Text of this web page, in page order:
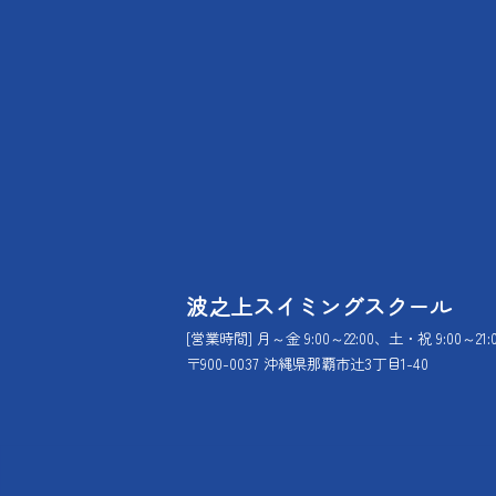
波之上スイミングスクール
[営業時間] 月～金 9:00～22:00、土・祝 9:00～
〒900-0037 沖縄県那覇市辻3丁目1-40